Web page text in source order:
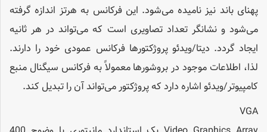
پهنای باند نیز نامیده می‌شود. این فرکانس به هرتز اندازه گرفته
می‌شود و نشانگر تعداد تصاویری است که می‌تواند در هر ثانیه
ایجاد گردد. دیتا/ویدئو پروژکتورها فرکانس عمودی خود را دارند.
لذا، اطلاعات موجود در بروشورها معمولاً به فرکانس سیگنال منبع
کامپیوتر/ویدئو اشاره دارد که پروژکتور می‌تواند آن را تبدیل کند.
VGA